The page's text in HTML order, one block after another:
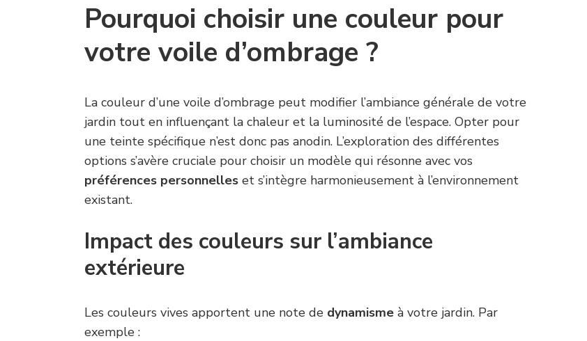
Pourquoi choisir une couleur pour
votre voile d’ombrage ?
La couleur d’une voile d’ombrage peut modifier l’ambiance générale de votre
jardin tout en influençant la chaleur et la luminosité de l’espace. Opter pour
une teinte spécifique n’est donc pas anodin. L’exploration des différentes
options s’avère cruciale pour choisir un modèle qui résonne avec vos
préférences personnelles et s’intègre harmonieusement à l’environnement
existant.
Impact des couleurs sur l’ambiance
extérieure
Les couleurs vives apportent une note de dynamisme à votre jardin. Par
exemple :